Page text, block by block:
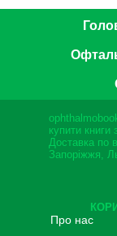
купити книги
Доставка по
Запоріжжя,
Про нас